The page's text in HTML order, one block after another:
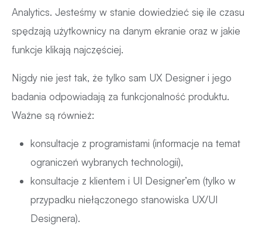
Analytics. Jesteśmy w stanie dowiedzieć się ile czasu
spędzają użytkownicy na danym ekranie oraz w jakie
funkcje klikają najczęściej.
Nigdy nie jest tak, że tylko sam UX Designer i jego
badania odpowiadają za funkcjonalność produktu.
Ważne są również:
konsultacje z programistami (informacje na temat
ograniczeń wybranych technologii),
konsultacje z klientem i UI Designer’em (tylko w
przypadku niełączonego stanowiska UX/UI
Designera).